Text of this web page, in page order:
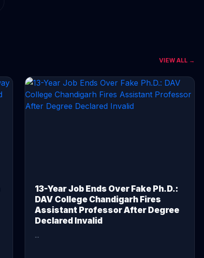
VIEW ALL →
13-Year Job Ends Over Fake Ph.D.:
DAV College Chandigarh Fires
Assistant Professor After Degree
Declared Invalid
...